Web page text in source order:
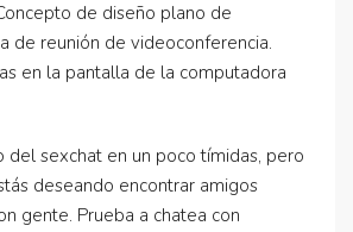
de diseño plano de
de reunión de videoconferencia.
en la pantalla de la computadora
del sexchat en un poco tímidas, pero
deseando encontrar amigos
gente. Prueba a chatea con